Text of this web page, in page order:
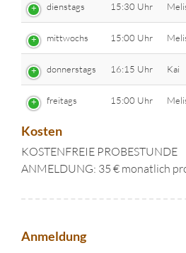
dienstags 15:30 Uhr
mittwochs 15:00 Uhr
donnerstags 16:15 Uhr Kai
freitags 15:00 Uhr
Kosten
KOSTENFREIE PROBESTUNDE
ANMELDUNG: 35 € monatlich
Anmeldung